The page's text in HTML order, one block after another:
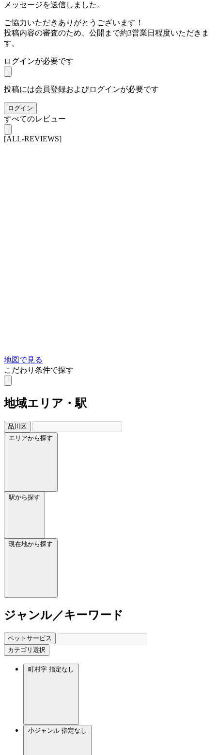
メッセージを送信しました。
ご協力いただきありがとうございます！
投稿内容の審査のため、公開まで約3営業日程度いただきま
す。
ログインが必要です
投稿には会員登録およびログインが必要です
ログイン
すべてのレビュー
[ALL-REVIEWS]
地図で見る
こだわり条件で探す
地域エリア・駅
品川区
エリアから探す
駅から探す
現在地から探す
ジャンル／キーワード
ペットサービス
カテゴリ選択
町村字 指定なし
小ジャンル 指定なし